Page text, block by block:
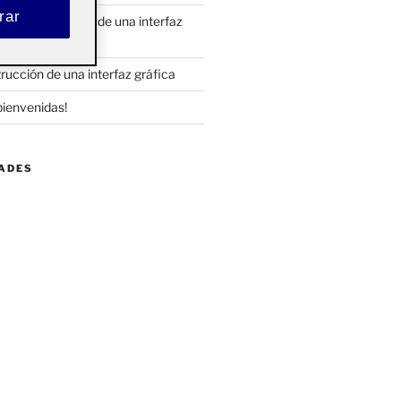
sistematización de una interfaz
1/2)
de una interfaz gráfica